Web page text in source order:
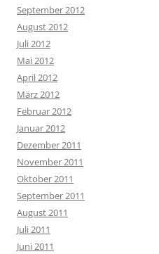
September 2012
August 2012
Juli 2012
Mai 2012
April 2012
März 2012
Februar 2012
Januar 2012
Dezember 2011
November 2011
Oktober 2011
September 2011
August 2011
Juli 2011
Juni 2011